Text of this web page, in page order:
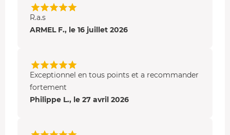
tombée. Un moment d'
La Cabane "Dame du Château"
élégant, tons pastel relevés de quelques touches
colorées… on s’y sent rapidement comme chez soi. Vous
profitez d’un espace salon/salle à manger, d’un coin nuit
R.a.s
ARMEL F., le 16 juillet 2026
Exceptionnel en tous points et a recommander
fortement
Philippe L., le 27 avril 2026